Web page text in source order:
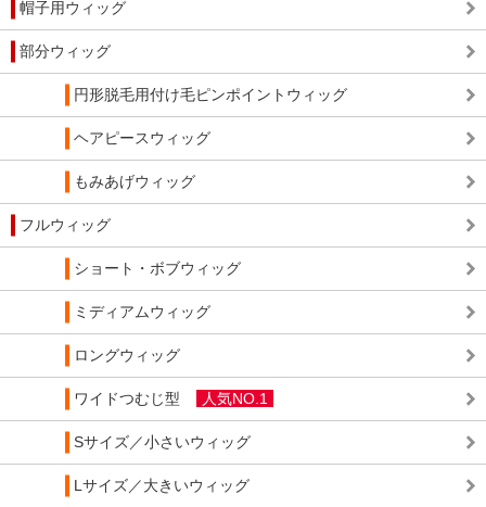
帽子用ウィッグ
部分ウィッグ
円形脱毛用付け毛ピンポイントウィッグ
ヘアピースウィッグ
もみあげウィッグ
フルウィッグ
ショート・ボブウィッグ
ミディアムウィッグ
ロングウィッグ
ワイドつむじ型 人気NO.1
Sサイズ／小さいウィッグ
Lサイズ／大きいウィッグ